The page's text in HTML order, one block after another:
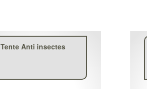
Tente Anti insectes